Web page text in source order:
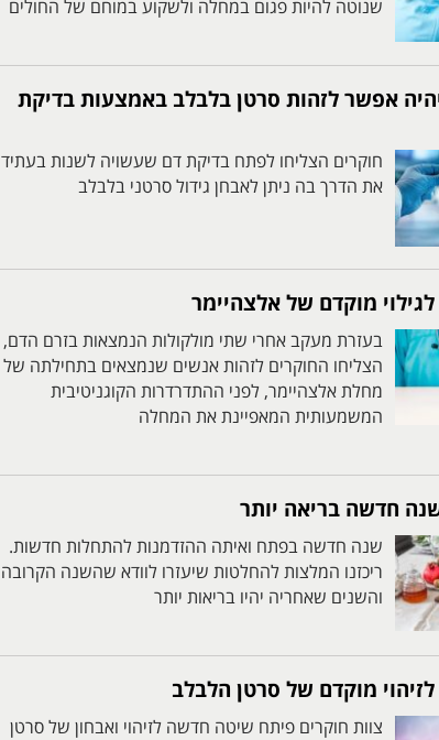
שנוטה להיות פגום במחלה ולשקוע במוחם של החולים
אפשר לזהות סרטן בלבלב באמצעות בדיקת
חוקרים הצליחו לפתח בדיקת דם שעשויה לשנות בעתיד
את הדרך בה ניתן לאבחן גידול סרטני בלבלב
מוקדם של אלצהיימר
בעזרת מעקב אחרי שתי מולקולות הנמצאות בזרם הדם,
הצליחו החוקרים לזהות אנשים שנמצאים בתחילתה של
מחלת אלצהיימר, לפני ההתדרדרות הקוגניטיבית
המשמעותית המאפיינת את המחלה
שנה חדשה בפתח ואיתה ההזדמנות להתחלות חדשות.
ריכזנו המלצות להחלטות שיעזרו לוודא שהשנה הקרובה
והשנים שאחריה יהיו בריאות יותר
מוקדם של סרטן הלבלב
צוות חוקרים פיתח שיטה חדשה לזיהוי ואבחון של סרטן